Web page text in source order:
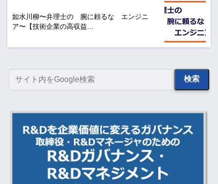
如水川柳〜弁理士の 腕に頼るな エンジニ
ア〜【技術企業の高収益…
検索